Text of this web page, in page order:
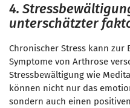
4.
unterschätzter
Chronischer Stress kann
Symptome von Arthrose
Stressbewältigung wie
können nicht nur das
sondern auch einen